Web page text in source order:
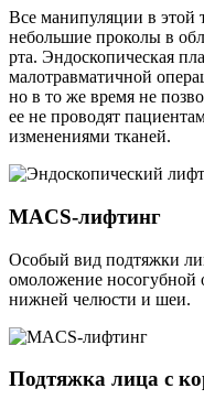
Все манипуляции в этой
небольшие проколы в
рта. Эндоскопическая
малотравматичной
но в то же время не
ее не проводят
изменениями тканей.
MACS-лифтинг
Особый вид подтяжки
омоложение носогубной
нижней челюсти и шеи.
Подтяжка лица с